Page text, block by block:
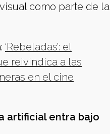
como parte de la
‘Rebeladas’: el
reivindica a las
en el cine
artificial entra bajo